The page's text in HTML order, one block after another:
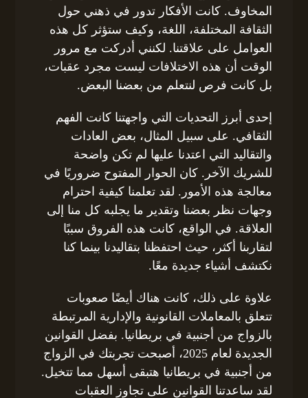
المخاوف. كانت الأفكار تدور في ذهني حول
الثقافة المختلفة، اللغة، وكيف ستؤثر كل هذه
العوامل على علاقتنا. لكنني أدركت مع مرور
الوقت أن هذه الاختلافات ليست مجرد عقبات،
بل كانت فرص لنتعلم من بعضنا البعض.
إحدى أبرز التحديات التي واجهتنا كانت الفهم
الثقافي. على سبيل المثال، بعض العادات
والتقاليد التي اعتدنا عليها لم تكن واضحة
للشريك الآخر. كان الحوار المفتوح ضروريًا في
معالجة هذه الأمور. لقد تعلمنا كيفية احترام
وجهات نظر بعضنا وتقدير ما يجلبه كل منا إلى
العلاقة. في الواقع، كانت هذه الفروق سببًا
لتقاربنا أكثر، حيث احتفظنا بتقاليدنا بينما كنا
نكتشف أشياء جديدة معًا.
علاوة على ذلك، كانت هناك أيضًا صعوبات
تتعلق بالمعاملات القانونية والإدارية المرتبطة
بالزواج من أجنبية في بريطانيا. بفضل القوانين
الجديدة لعام 2025، أصبحت تجربتك في الزواج
من أجنبية في بريطانيا هتبقى أسهل مما تتخيل.
لقد ساعدتنا القوانين على تجاوز العقبات